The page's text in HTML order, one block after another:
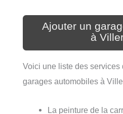
Ajouter un
à
Voici une liste des services
garages automobiles à
La peinture de la